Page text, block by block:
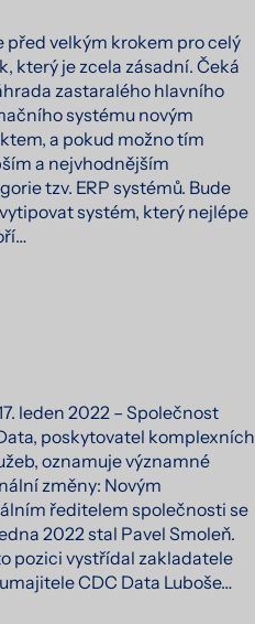
před velkým krokem pro celý
který je zcela zásadní. Čeká
zastaralého hlavního
systému novým
a pokud možno tím
a nejvhodnějším
tzv. ERP systémů. Bude
systém, který nejlépe
leden 2022 – Společnost
poskytovatel komplexních
oznamuje významné
změny: Novým
ředitelem společnosti se
2022 stal Pavel Smoleň.
pozici vystřídal zakladatele
CDC Data Luboše…